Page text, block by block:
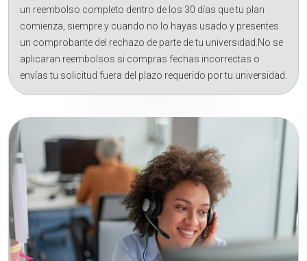
un reembolso completo dentro de los 30 días que tu plan
comienza, siempre y cuando no lo hayas usado y presentes
un comprobante del rechazo de parte de tu universidad.No se
aplicaran reembolsos si compras fechas incorrectas o
envías tu solicitud fuera del plazo requerido por tu universidad.